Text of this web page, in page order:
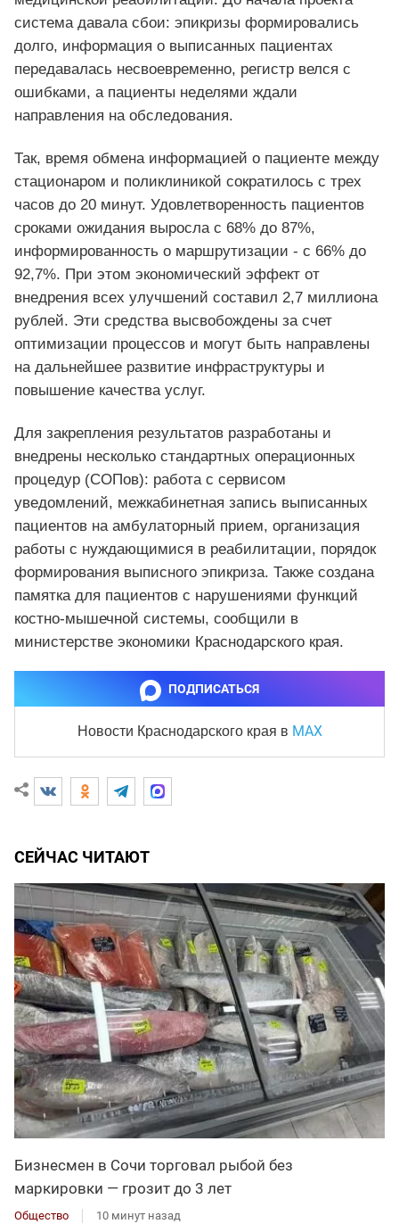
система давала сбои: эпикризы формировались
долго, информация о выписанных пациентах
передавалась несвоевременно, регистр велся с
ошибками, а пациенты неделями ждали
направления на обследования.
Так, время обмена информацией о пациенте между
стационаром и поликлиникой сократилось с трех
часов до 20 минут. Удовлетворенность пациентов
сроками ожидания выросла с 68% до 87%,
информированность о маршрутизации - с 66% до
92,7%. При этом экономический эффект от
внедрения всех улучшений составил 2,7 миллиона
рублей. Эти средства высвобождены за счет
оптимизации процессов и могут быть направлены
на дальнейшее развитие инфраструктуры и
повышение качества услуг.
Для закрепления результатов разработаны и
внедрены несколько стандартных операционных
процедур (СОПов): работа с сервисом
уведомлений, межкабинетная запись выписанных
пациентов на амбулаторный прием, организация
работы с нуждающимися в реабилитации, порядок
формирования выписного эпикриза. Также создана
памятка для пациентов с нарушениями функций
костно-мышечной системы, сообщили в
министерстве экономики Краснодарского края.
ПОДПИСАТЬСЯ
Новости Краснодарского края в MAX
СЕЙЧАС ЧИТАЮТ
Бизнесмен в Сочи торговал рыбой без
маркировки — грозит до 3 лет
Общество 10 минут назад